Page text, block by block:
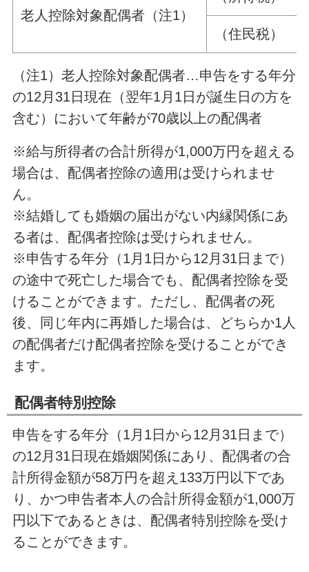
老人控除対象配偶者（注1）
（住民税）
（注1）老人控除対象配偶者…申告をする年分
の12月31日現在（翌年1月1日が誕生日の方を
含む）において年齢が70歳以上の配偶者
※給与所得者の合計所得が1,000万円を超える
場合は、配偶者控除の適用は受けられませ
ん。
※結婚しても婚姻の届出がない内縁関係にあ
る者は、配偶者控除は受けられません。
※申告する年分（1月1日から12月31日まで）
の途中で死亡した場合でも、配偶者控除を受
けることができます。ただし、配偶者の死
後、同じ年内に再婚した場合は、どちらか1人
の配偶者だけ配偶者控除を受けることができ
ます。
配偶者特別控除
申告をする年分（1月1日から12月31日まで）
の12月31日現在婚姻関係にあり、配偶者の合
計所得金額が58万円を超え133万円以下であ
り、かつ申告者本人の合計所得金額が1,000万
円以下であるときは、配偶者特別控除を受け
ることができます。